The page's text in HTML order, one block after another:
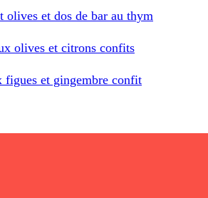
olives et dos de bar au thym
olives et citrons confits
figues et gingembre confit